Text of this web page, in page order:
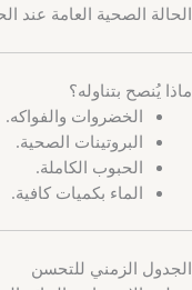
الحالة الصحية العامة عند
ماذا يُنصح بتناوله؟
الخضروات والفواكه.
البروتينات الصحية.
الحبوب الكاملة.
الماء بكميات كافية.
الجدول الزمني للتحسن